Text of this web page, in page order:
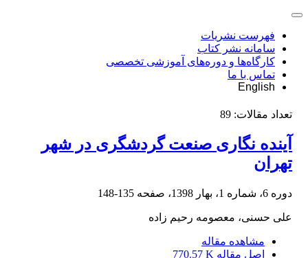
فهرست نشریات
سامانه نشر کتاب
کارگاه‌ها و دوره‌های آموزشی تخصصی
تماس با ما
English
تعداد مقالات: 89
آینده نگاری صنعت گردشگری در شهر
تهران
دوره 6، شماره 1، بهار 1398، صفحه 135-148
علی حسنی، معصومه رحیم زاده
مشاهده مقاله
اصل مقاله 770.57 K